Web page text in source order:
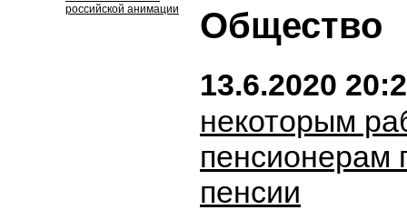
российской анимации
Общество
13.6.2020
некоторым
пенсионерам
пенсии